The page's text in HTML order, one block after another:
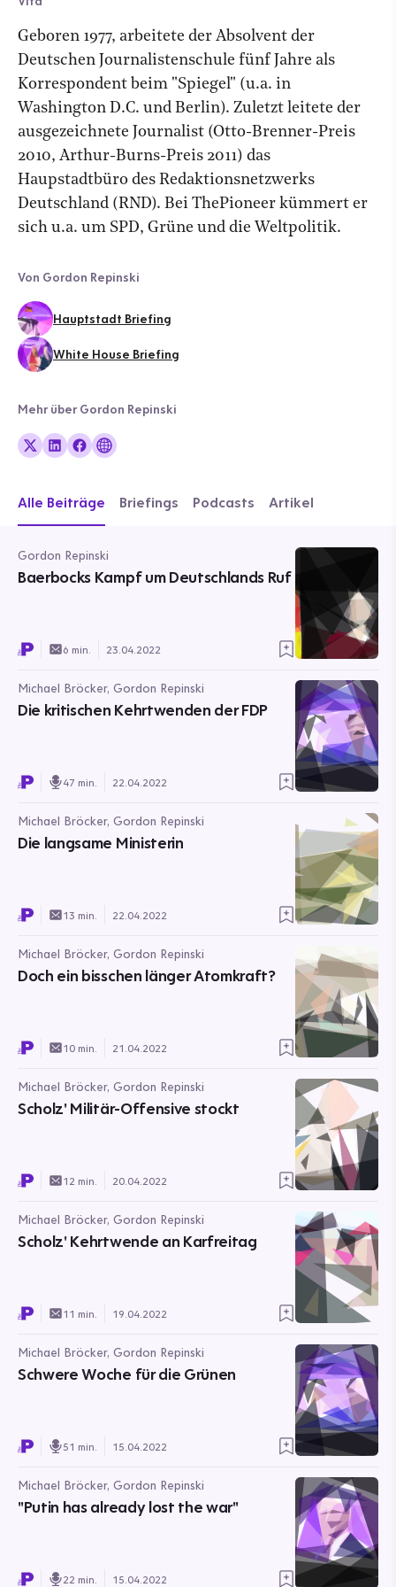
Geboren 1977, arbeitete der Absolvent der
Deutschen Journalistenschule fünf Jahre als
Korrespondent beim "Spiegel" (u.a. in
Washington D.C. und Berlin). Zuletzt leitete der
ausgezeichnete Journalist (Otto-Brenner-Preis
2010, Arthur-Burns-Preis 2011) das
Haupstadtbüro des Redaktionsnetzwerks
Deutschland (RND). Bei ThePioneer kümmert er
sich u.a. um SPD, Grüne und die Weltpolitik.
Von Gordon Repinski
Hauptstadt Briefing
White House Briefing
Mehr über Gordon Repinski
Alle Beiträge Briefings Podcasts Artikel
Gordon Repinski
Baerbocks Kampf um Deutschlands Ruf
6 min. 23.04.2022
Michael Bröcker, Gordon Repinski
Die kritischen Kehrtwenden der FDP
47 min. 22.04.2022
Michael Bröcker, Gordon Repinski
Die langsame Ministerin
13 min. 22.04.2022
Michael Bröcker, Gordon Repinski
Doch ein bisschen länger Atomkraft?
10 min. 21.04.2022
Michael Bröcker, Gordon Repinski
Scholz' Militär-Offensive stockt
12 min. 20.04.2022
Michael Bröcker, Gordon Repinski
Scholz' Kehrtwende an Karfreitag
11 min. 19.04.2022
Michael Bröcker, Gordon Repinski
Schwere Woche für die Grünen
51 min. 15.04.2022
Michael Bröcker, Gordon Repinski
"Putin has already lost the war"
22 min. 15.04.2022